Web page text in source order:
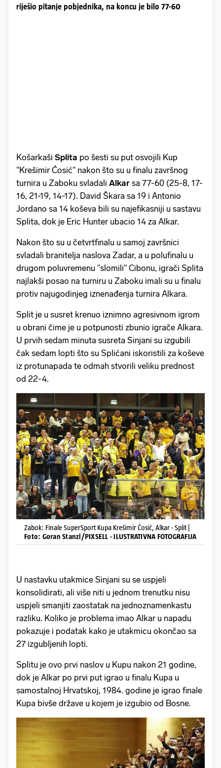
riješio pitanje pobjednika, na koncu je bilo 77-60
Košarkaši Splita po šesti su put osvojili Kup
"Krešimir Ćosić" nakon što su u finalu završnog
turnira u Zaboku svladali Alkar sa 77-60 (25-8, 17-
16, 21-19, 14-17). David Škara sa 19 i Antonio
Jordano sa 14 koševa bili su najefikasniji u sastavu
Splita, dok je Eric Hunter ubacio 14 za Alkar.
Nakon što su u četvrtfinalu u samoj završnici
svladali branitelja naslova Zadar, a u polufinalu u
drugom poluvremenu "slomili" Cibonu, igrači Splita
najlakši posao na turniru u Zaboku imali su u finalu
protiv najugodinjeg iznenađenja turnira Alkara.
Split je u susret krenuo iznimno agresivnom igrom
u obrani čime je u potpunosti zbunio igrače Alkara.
U prvih sedam minuta susreta Sinjani su izgubili
čak sedam lopti što su Splićani iskoristili za koševe
iz protunapada te odmah stvorili veliku prednost
od 22-4.
Zabok: Finale SuperSport Kupa Krešimir Čosić, Alkar - Split |
Foto: Goran Stanzl/PIXSELL - ILUSTRATIVNA FOTOGRAFIJA
U nastavku utakmice Sinjani su se uspjeli
konsolidirati, ali više niti u jednom trenutku nisu
uspjeli smanjiti zaostatak na jednoznamenkastu
razliku. Koliko je problema imao Alkar u napadu
pokazuje i podatak kako je utakmicu okončao sa
27 izgubljenih lopti.
Splitu je ovo prvi naslov u Kupu nakon 21 godine,
dok je Alkar po prvi put igrao u finalu Kupa u
samostalnoj Hrvatskoj, 1984. godine je igrao finale
Kupa bivše države u kojem je izgubio od Bosne.